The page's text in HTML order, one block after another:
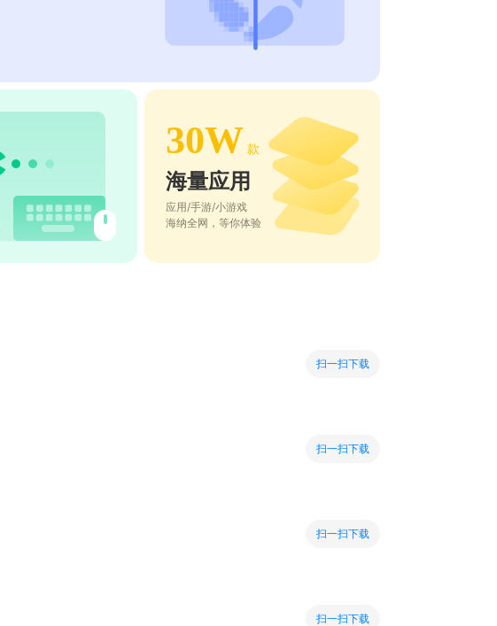
30W 款
海量应用
应用/手游/小游戏
海纳全网，等你体验
扫一扫下载
扫一扫下载
扫一扫下载
扫一扫下载